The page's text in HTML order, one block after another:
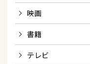
映画
書籍
テレビ